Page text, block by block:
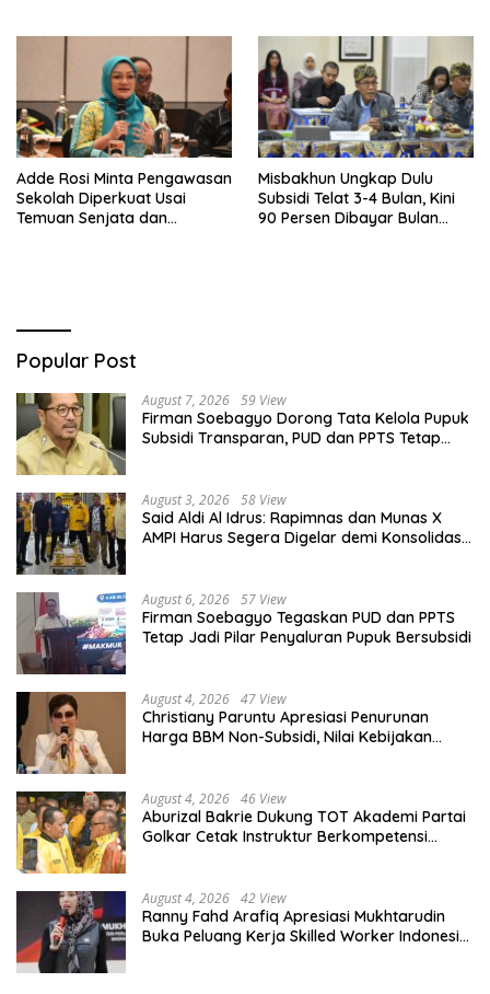
Adde Rosi Minta Pengawasan
Sekolah Diperkuat Usai
Temuan Senjata dan
Misbakhun Ungkap Dulu
Subsidi Telat 3-4 Bulan, Kini
90 Persen Dibayar Bulan
Popular Post
August 7, 2026 59 View
Firman Soebagyo Dorong Tata Kelola Pupuk
Subsidi Transparan, PUD dan PPTS Tetap
August 3, 2026 58 View
Said Aldi Al Idrus: Rapimnas dan Munas X
AMPI Harus Segera Digelar demi Konsolidasi
August 6, 2026 57 View
Firman Soebagyo Tegaskan PUD dan PPTS
Tetap Jadi Pilar Penyaluran Pupuk Bersubsidi
August 4, 2026 47 View
Christiany Paruntu Apresiasi Penurunan
Harga BBM Non-Subsidi, Nilai Kebijakan
August 4, 2026 46 View
Aburizal Bakrie Dukung TOT Akademi Partai
Golkar Cetak Instruktur Berkompetensi
August 4, 2026 42 View
Ranny Fahd Arafiq Apresiasi Mukhtarudin
Buka Peluang Kerja Skilled Worker Indonesia